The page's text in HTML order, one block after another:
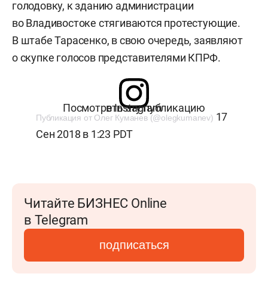
голодовку, к зданию администрации
во Владивостоке стягиваются протестующие.
В штабе Тарасенко, в свою очередь, заявляют
о скупке голосов представителями КПРФ.
Посмотреть эту публикацию в Instagram
Публикация от Олег Куманев (@olegkumanev) 17
Сен 2018 в 1:23 PDT
Читайте БИЗНЕС Online
в Telegram
подписаться